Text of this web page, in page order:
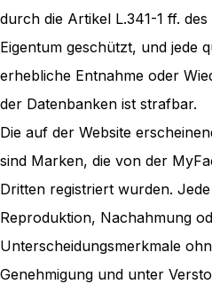
durch die Artikel L.341-1 ff.
Eigentum geschützt, und jede
erhebliche Entnahme oder
der Datenbanken ist strafbar.
Die auf der Website
sind Marken, die von der
Dritten registriert wurden.
Reproduktion, Nachahmung
Unterscheidungsmerkmale
Genehmigung und unter